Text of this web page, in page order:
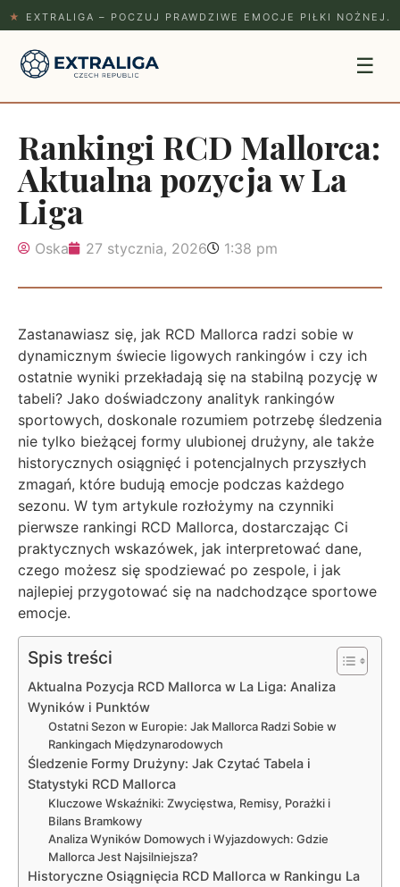
★ EXTRALIGA – POCZUJ PRAWDZIWE EMOCJE PIŁKI NOŻNEJ.
☰
Rankingi RCD Mallorca:
Aktualna pozycja w La
Liga
Oska 27 stycznia, 2026 1:38 pm
Zastanawiasz się, jak RCD Mallorca radzi sobie w
dynamicznym świecie ligowych rankingów i czy ich
ostatnie wyniki przekładają się na stabilną pozycję w
tabeli? Jako doświadczony analityk rankingów
sportowych, doskonale rozumiem potrzebę śledzenia
nie tylko bieżącej formy ulubionej drużyny, ale także
historycznych osiągnięć i potencjalnych przyszłych
zmagań, które budują emocje podczas każdego
sezonu. W tym artykule rozłożymy na czynniki
pierwsze rankingi RCD Mallorca, dostarczając Ci
praktycznych wskazówek, jak interpretować dane,
czego możesz się spodziewać po zespole, i jak
najlepiej przygotować się na nadchodzące sportowe
emocje.
Spis treści
Aktualna Pozycja RCD Mallorca w La Liga: Analiza
Wyników i Punktów
Ostatni Sezon w Europie: Jak Mallorca Radzi Sobie w
Rankingach Międzynarodowych
Śledzenie Formy Drużyny: Jak Czytać Tabela i
Statystyki RCD Mallorca
Kluczowe Wskaźniki: Zwycięstwa, Remisy, Porażki i
Bilans Bramkowy
Analiza Wyników Domowych i Wyjazdowych: Gdzie
Mallorca Jest Najsilniejsza?
Historyczne Osiągnięcia RCD Mallorca w Rankingu La